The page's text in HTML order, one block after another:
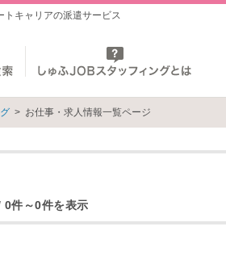
トキャリアの派遣サービス
> お仕事・求人情報一覧ページ
0件～0件を表示